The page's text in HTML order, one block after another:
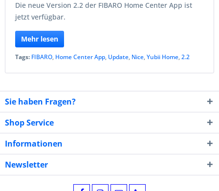
Die neue Version 2.2 der FIBARO Home Center App ist
jetzt verfügbar.
Mehr lesen
Tags: FIBARO, Home Center App, Update, Nice,Yubii Home,2.2
Sie haben Fragen?
Shop Service
Informationen
Newsletter